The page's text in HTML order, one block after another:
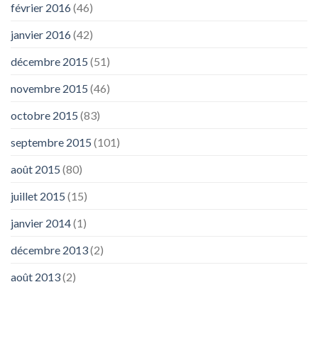
février 2016(46)
janvier 2016(42)
décembre 2015 (51)
novembre 2015 (46)
octobre 2015 (83)
septembre 2015 (101)
août 2015 (80)
juillet 2015 (15)
janvier 2014(1)
décembre 2013(2)
août 2013(2)